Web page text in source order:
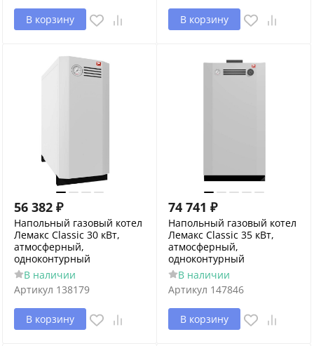
В корзину В корзину
56 382 ₽
Напольный газовый котел
Лемакс Classic 30 кВт,
атмосферный,
одноконтурный
В наличии
Артикул 138179
В корзину
74 741 ₽
Напольный газовый котел
Лемакс Classic 35 кВт,
атмосферный,
одноконтурный
В наличии
Артикул 147846
В корзину